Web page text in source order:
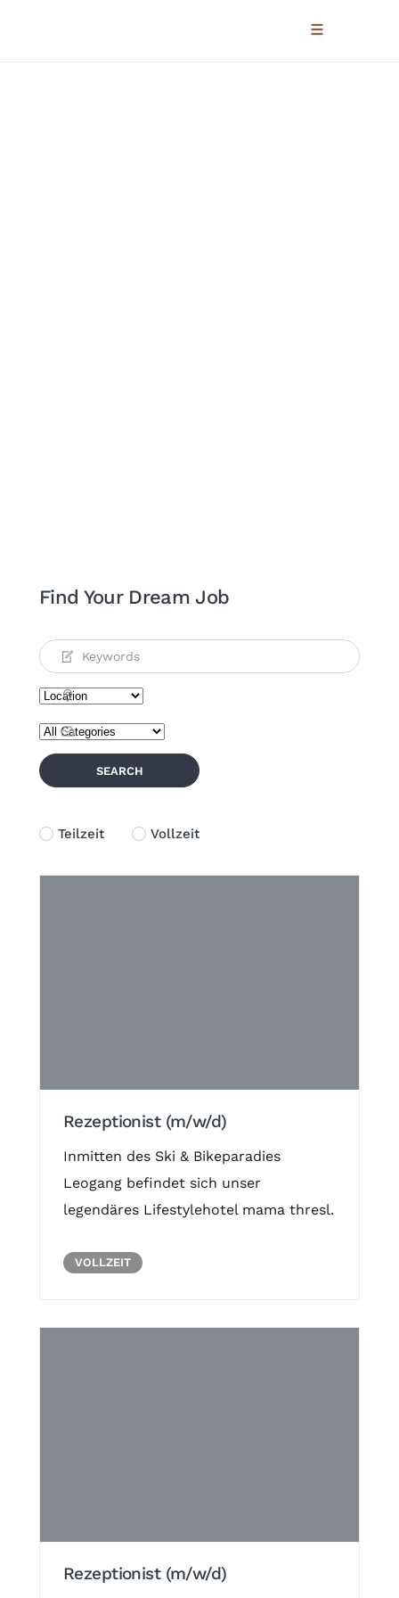
Find Your Dream Job
SEARCH
Teilzeit Vollzeit
Rezeptionist (m/w/d)
Inmitten des Ski & Bikeparadies
Leogang befindet sich unser
legendäres Lifestylehotel mama thresl.
VOLLZEIT
Rezeptionist (m/w/d)